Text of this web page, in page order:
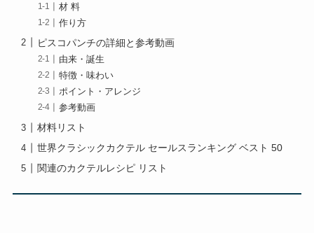
材 料
作り方
ピスコパンチの詳細と参考動画
由来・誕生
特徴・味わい
ポイント・アレンジ
参考動画
材料リスト
世界クラシックカクテル セールスランキング ベスト 50
関連のカクテルレシピ リスト